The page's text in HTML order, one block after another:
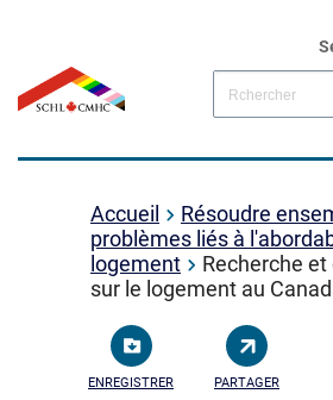
Accueil
Résoudre
problèmes liés à
logement
Recherche
sur le logement au
ENREGISTRER PARTAGER